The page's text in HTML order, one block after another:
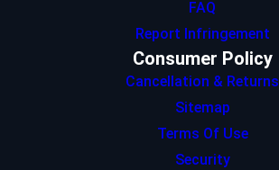
FAQ
Report Infringement
Consumer Policy
Cancellation & Returns
Sitemap
Terms Of Use
Security